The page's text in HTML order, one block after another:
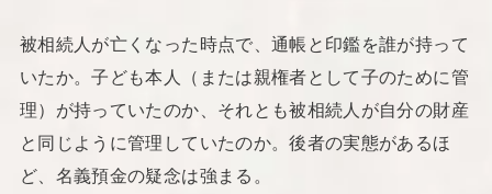
被相続人が亡くなった時点で、通帳と印鑑を誰が持って
いたか。子ども本人（または親権者として子のために管
理）が持っていたのか、それとも被相続人が自分の財産
と同じように管理していたのか。後者の実態があるほ
ど、名義預金の疑念は強まる。